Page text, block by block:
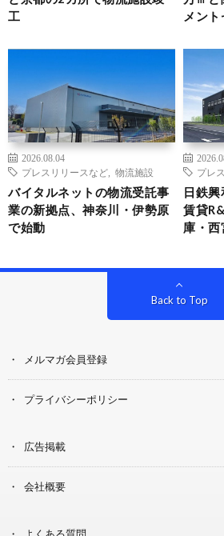
工
メン
2026.08.04
プレスリリースなど
物流施設
バイタルネットの物流受託事
業の新拠点、神奈川・伊勢原
で始動
プレ
日鉄
賃貸
庫・西
Back to Top
メルマガ会員登録
プライバシーポリシー
広告掲載
会社概要